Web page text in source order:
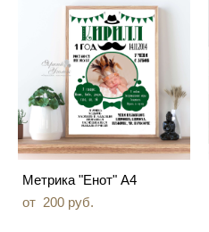
Метрика "Енот" А4
от 200 pуб.